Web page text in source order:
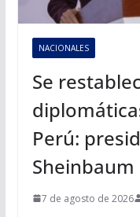
NACIONALES
Se
Perú:
Sheinbaum
7 de agosto de 2026